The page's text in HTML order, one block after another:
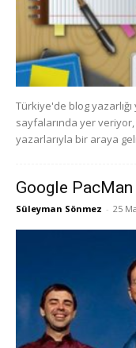
Türkiye'de blog
sayfalarında yer
yazarlarıyla bir araya
Google
Süleyman Sönmez - 25